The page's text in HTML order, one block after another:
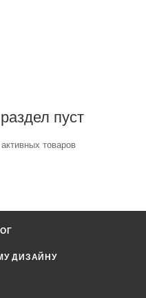
пуст
товаров
ДИЗАЙНУ